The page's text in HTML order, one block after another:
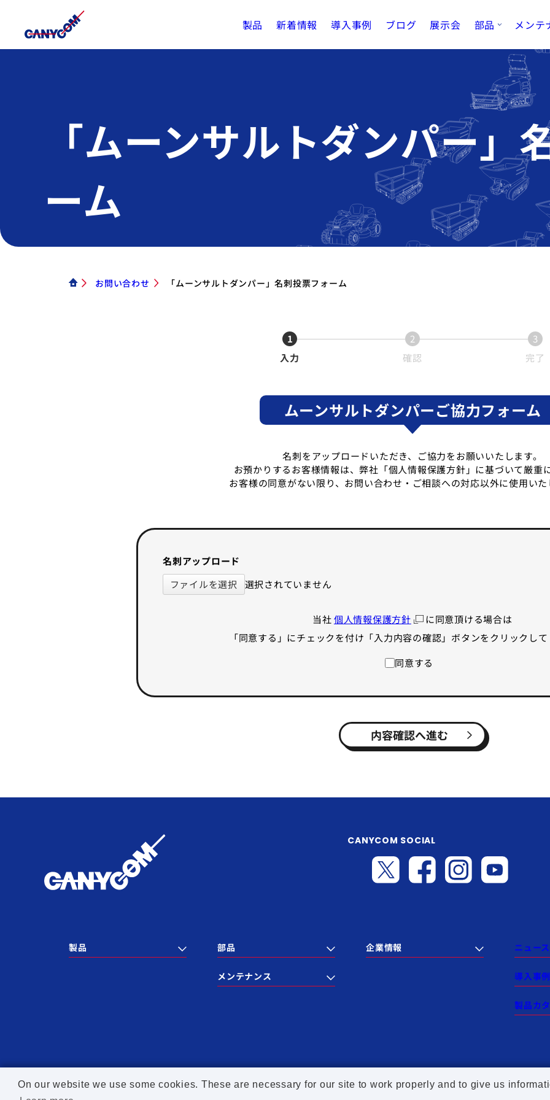
製品 新着情報 導入事例 ブログ 展示会 部品 メンテ
「ムーンサルトダンパー」
ーム
お問い合わせ 「ムーンサルトダンパー」名刺投票フォーム
1
入力
2
確認
3
完了
ムーンサルトダンパーご協力フォーム
名刺をアップロードいただき、ご協力をお願いいたします。
お預かりするお客様情報は、弊社「個人情報保護方針」に基づいて厳重
お客様の同意がない限り、お問い合わせ・ご相談への対応以外に使用い
名刺アップロード
ファイルを選択
選択されていません
当社個人情報保護方針
に同意頂ける場合は
「同意する」にチェックを付け「入力内容の確認」ボタンをクリックし
同意する
内容確認へ進む
CANYCOM SOCIAL
製品 部品
メンテナンス
企業情報 ニュース
導入事例
製品カ
On our website we use some cookies. These are necessary for our site to work properly and to give us